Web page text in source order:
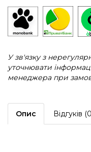
У зв'язку з
уточнювати
менеджера при
Опис Відгуків